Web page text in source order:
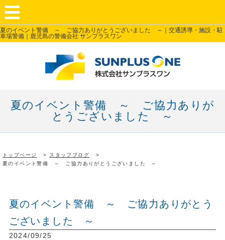
夏のイベント警備 ～ ご協力ありがとうございました ～｜交通誘導・施設・駐
車場警備｜鹿児島の警備会社 サンプラスワン
夏のイベント警備 ～ ご協力ありが
とうございました ～
トップページ
スタッフブログ
夏のイベント警備 ～ ご協力ありがとうございました ～
夏のイベント警備 ～ ご協力ありがとう
ございました ～
2024/09/25